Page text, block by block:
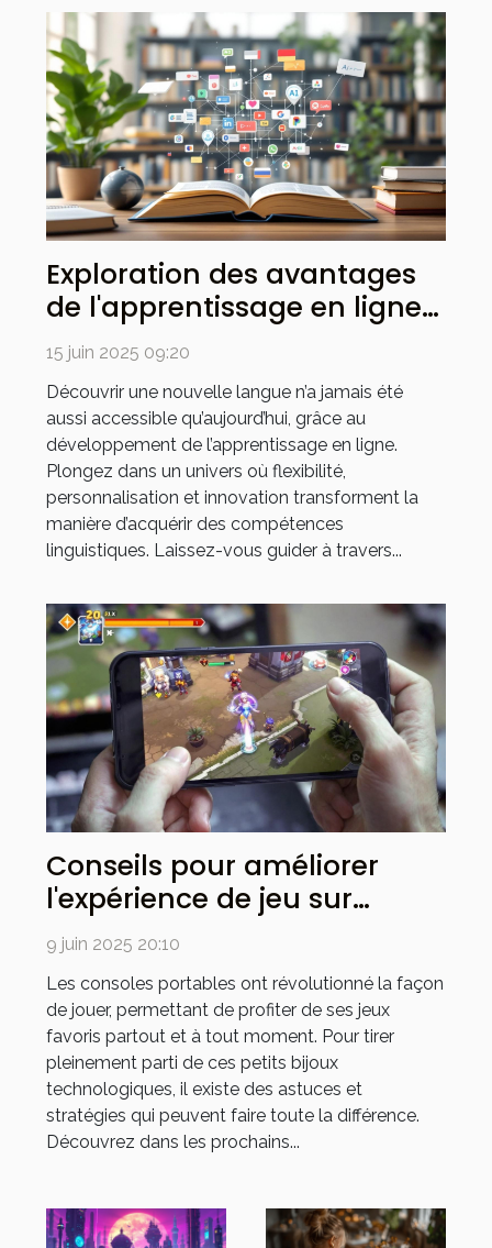
Exploration des avantages
de l'apprentissage en ligne
pour les langues étrangères
15 juin 2025 09:20
Découvrir une nouvelle langue n’a jamais été
aussi accessible qu’aujourd’hui, grâce au
développement de l’apprentissage en ligne.
Plongez dans un univers où flexibilité,
personnalisation et innovation transforment la
manière d’acquérir des compétences
linguistiques. Laissez-vous guider à travers...
Conseils pour améliorer
l'expérience de jeu sur
consoles portables
9 juin 2025 20:10
Les consoles portables ont révolutionné la façon
de jouer, permettant de profiter de ses jeux
favoris partout et à tout moment. Pour tirer
pleinement parti de ces petits bijoux
technologiques, il existe des astuces et
stratégies qui peuvent faire toute la différence.
Découvrez dans les prochains...